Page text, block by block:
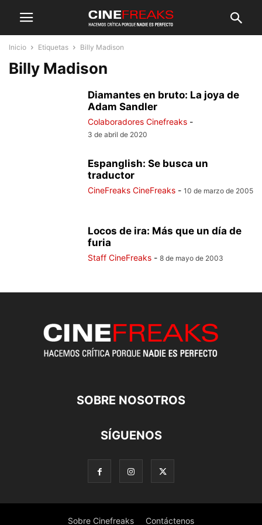
Inicio Etiquetas Billy Madison
Billy Madison
Diamantes en bruto: La joya de
Adam Sandler
Colaboradores Cinefreaks -
3 de abril de 2020
Espanglish: Se busca un
traductor
CineFreaks CineFreaks - 10 de marzo de 2005
Locos de ira: Más que un día de
furia
Staff CineFreaks - 8 de mayo de 2003
SOBRE NOSOTROS
SÍGUENOS
Sobre Cinefreaks Contáctenos